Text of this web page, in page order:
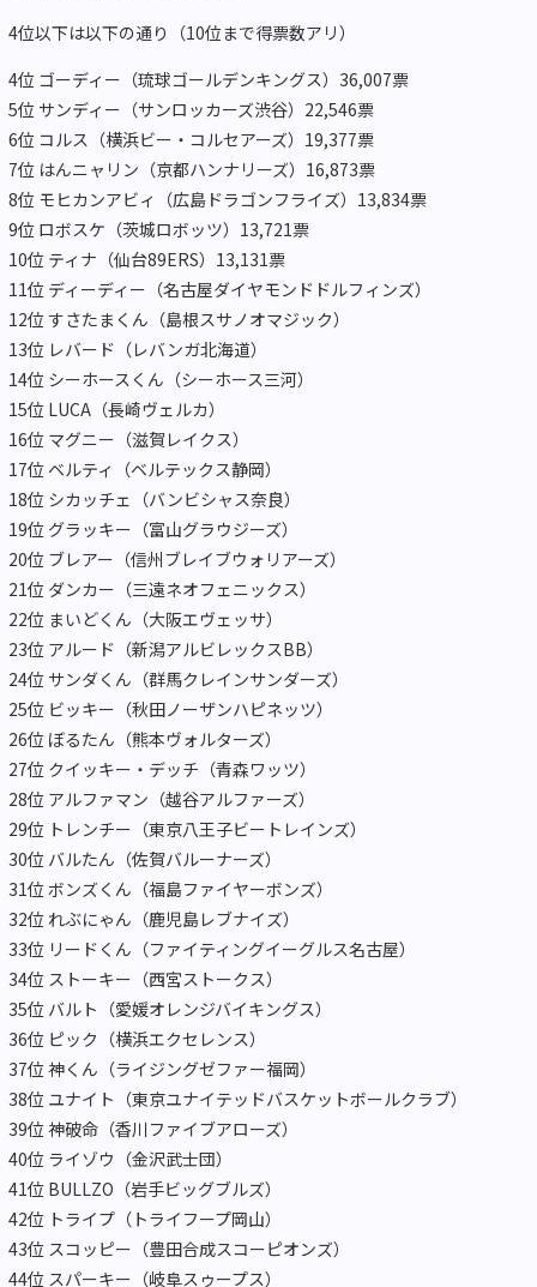
4位以下は以下の通り（10位まで得票数アリ）
4位 ゴーディー（琉球ゴールデンキングス）36,007票
5位 サンディー（サンロッカーズ渋谷）22,546票
6位 コルス（横浜ビー・コルセアーズ）19,377票
7位 はんニャリン（京都ハンナリーズ）16,873票
8位 モヒカンアビィ（広島ドラゴンフライズ）13,834票
9位 ロボスケ（茨城ロボッツ）13,721票
10位 ティナ（仙台89ERS）13,131票
11位 ディーディー（名古屋ダイヤモンドドルフィンズ）
12位 すさたまくん（島根スサノオマジック）
13位 レバード（レバンガ北海道）
14位 シーホースくん（シーホース三河）
15位 LUCA（長崎ヴェルカ）
16位 マグニー（滋賀レイクス）
17位 ベルティ（ベルテックス静岡）
18位 シカッチェ（バンビシャス奈良）
19位 グラッキー（富山グラウジーズ）
20位 ブレアー（信州ブレイブウォリアーズ）
21位 ダンカー（三遠ネオフェニックス）
22位 まいどくん（大阪エヴェッサ）
23位 アルード（新潟アルビレックスBB）
24位 サンダくん（群馬クレインサンダーズ）
25位 ビッキー（秋田ノーザンハピネッツ）
26位 ぼるたん（熊本ヴォルターズ）
27位 クイッキー・デッチ（青森ワッツ）
28位 アルファマン（越谷アルファーズ）
29位 トレンチー（東京八王子ビートレインズ）
30位 バルたん（佐賀バルーナーズ）
31位 ボンズくん（福島ファイヤーボンズ）
32位 れぶにゃん（鹿児島レブナイズ）
33位 リードくん（ファイティングイーグルス名古屋）
34位 ストーキー（西宮ストークス）
35位 バルト（愛媛オレンジバイキングス）
36位 ピック（横浜エクセレンス）
37位 神くん（ライジングゼファー福岡）
38位 ユナイト（東京ユナイテッドバスケットボールクラブ）
39位 神破命（香川ファイブアローズ）
40位 ライゾウ（金沢武士団）
41位 BULLZO（岩手ビッグブルズ）
42位 トライプ（トライフープ岡山）
43位 スコッピー（豊田合成スコーピオンズ）
44位 スパーキー（岐阜スゥープス）